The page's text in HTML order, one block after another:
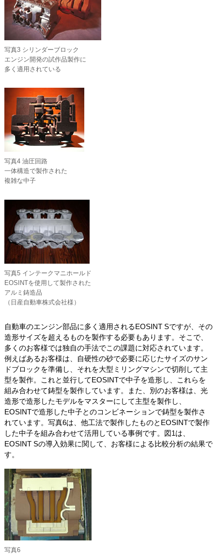
写真3 シリンダーブロック
エンジン開発の試作品製作に
多く適用されている
写真4 油圧回路
一体構造で製作された
複雑な中子
写真5 インテークマニホールド
EOSINTを使用して製作された
アルミ鋳造品
（日産自動車株式会社様）
自動車のエンジン部品に多く適用されるEOSINT Sですが、その
造形サイズを超えるものを製作する必要もあります。そこで、
多くのお客様では独自の手法でこの課題に対応されています。
例えばあるお客様は、自硬性の砂で必要に応じたサイズのサン
ドブロックを準備し、それを大型ミリングマシンで切削して主
型を製作。これと並行してEOSINTで中子を造形し、これらを
組み合わせて鋳型を製作しています。また、別のお客様は、光
造形で造形したモデルをマスターにして主型を製作し、
EOSINTで造形した中子とのコンビネーションで鋳型を製作さ
れています。写真6は、他工法で製作したものとEOSINTで製作
した中子を組み合わせて活用している事例です。図1は、
EOSINT Sの導入効果に関して、お客様による比較分析の結果で
す。
写真6